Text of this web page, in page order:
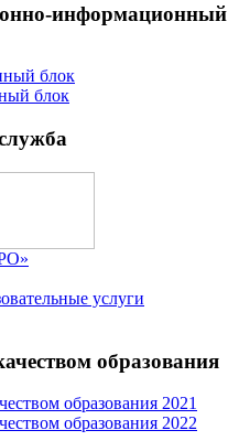
блок
блок
услуги
образования
образования 2021
образования 2022